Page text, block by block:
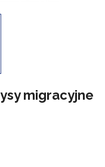
migracyjne